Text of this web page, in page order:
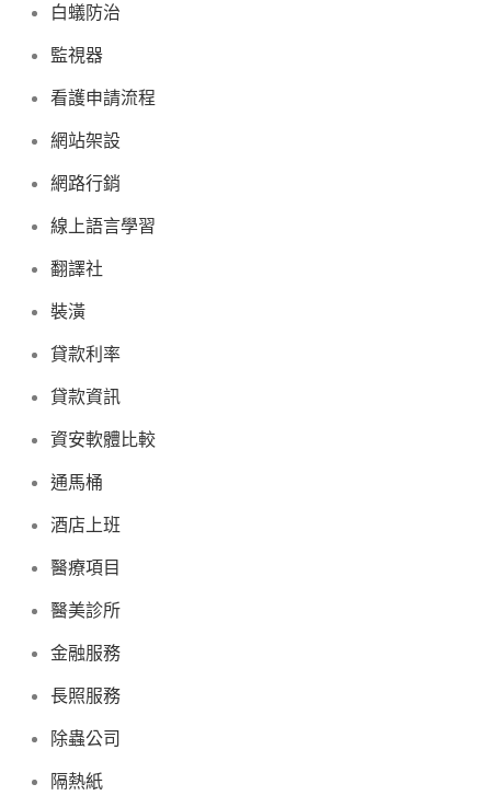
白蟻防治
監視器
看護申請流程
網站架設
網路行銷
線上語言學習
翻譯社
裝潢
貸款利率
貸款資訊
資安軟體比較
通馬桶
酒店上班
醫療項目
醫美診所
金融服務
長照服務
除蟲公司
隔熱紙